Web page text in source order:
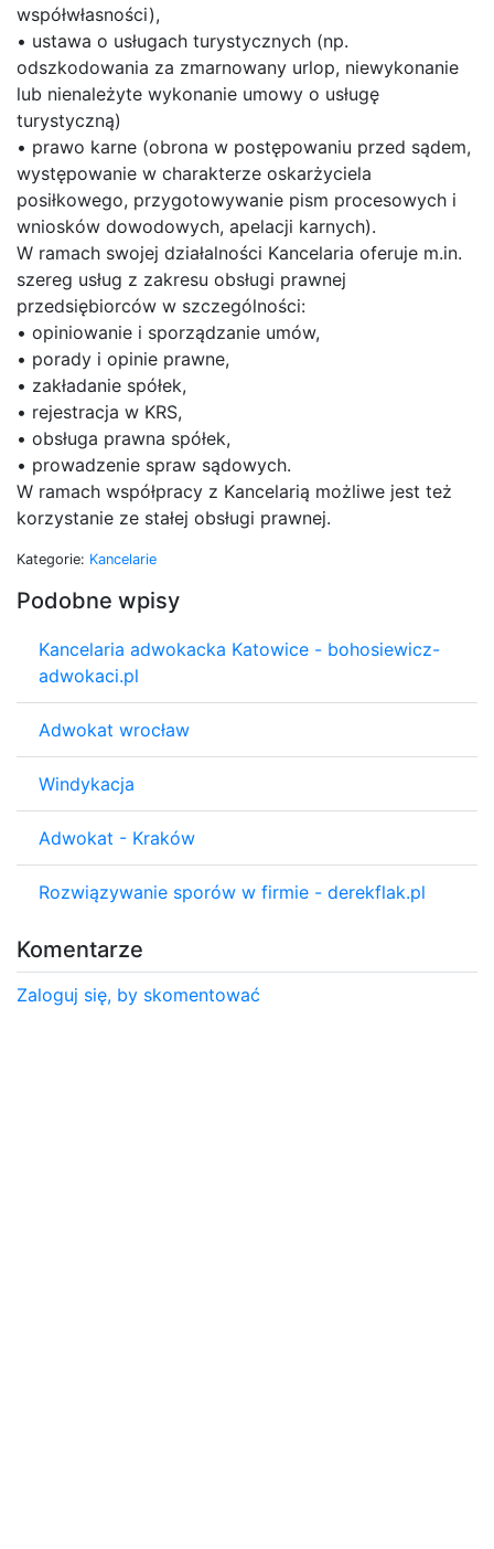
współwłasności),
• ustawa o usługach turystycznych (np.
odszkodowania za zmarnowany urlop, niewykonanie
lub nienależyte wykonanie umowy o usługę
turystyczną)
• prawo karne (obrona w postępowaniu przed sądem,
występowanie w charakterze oskarżyciela
posiłkowego, przygotowywanie pism procesowych i
wniosków dowodowych, apelacji karnych).
W ramach swojej działalności Kancelaria oferuje m.in.
szereg usług z zakresu obsługi prawnej
przedsiębiorców w szczególności:
• opiniowanie i sporządzanie umów,
• porady i opinie prawne,
• zakładanie spółek,
• rejestracja w KRS,
• obsługa prawna spółek,
• prowadzenie spraw sądowych.
W ramach współpracy z Kancelarią możliwe jest też
korzystanie ze stałej obsługi prawnej.
Kategorie: Kancelarie
Podobne wpisy
Kancelaria adwokacka Katowice - bohosiewicz-
adwokaci.pl
Adwokat wrocław
Windykacja
Adwokat - Kraków
Rozwiązywanie sporów w firmie - derekflak.pl
Komentarze
Zaloguj się, by skomentować